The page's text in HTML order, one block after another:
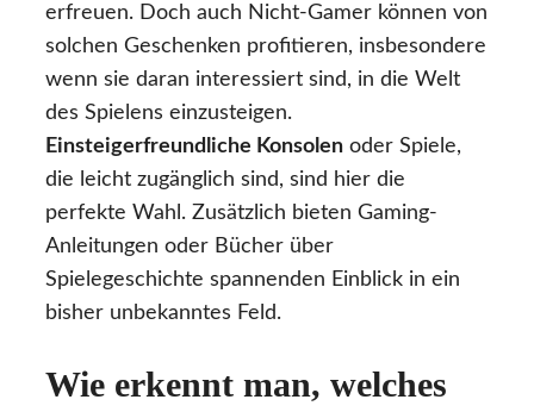
erfreuen. Doch auch Nicht-Gamer können von
solchen Geschenken profitieren, insbesondere
wenn sie daran interessiert sind, in die Welt
des Spielens einzusteigen.
Einsteigerfreundliche Konsolen oder Spiele,
die leicht zugänglich sind, sind hier die
perfekte Wahl. Zusätzlich bieten Gaming-
Anleitungen oder Bücher über
Spielegeschichte spannenden Einblick in ein
bisher unbekanntes Feld.
Wie erkennt man, welches